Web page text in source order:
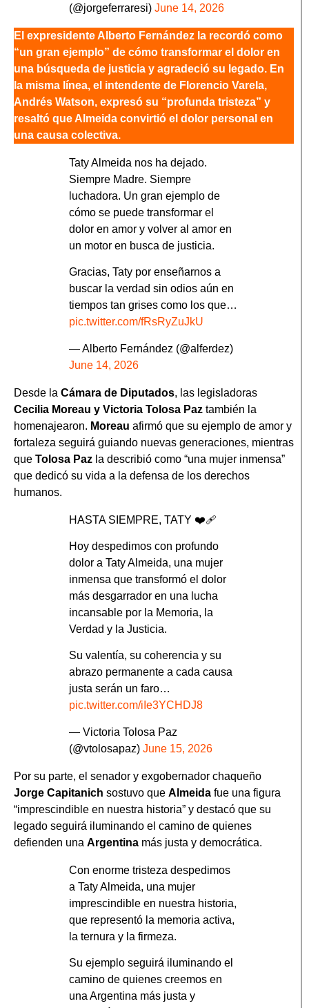
(@jorgeferraresi) June 14, 2026
El expresidente Alberto Fernández la recordó como
“un gran ejemplo” de cómo transformar el dolor en
una búsqueda de justicia y agradeció su legado. En
la misma línea, el intendente de Florencio Varela,
Andrés Watson, expresó su “profunda tristeza” y
resaltó que Almeida convirtió el dolor personal en
una causa colectiva.
Taty Almeida nos ha dejado.
Siempre Madre. Siempre
luchadora. Un gran ejemplo de
cómo se puede transformar el
dolor en amor y volver al amor en
un motor en busca de justicia.
Gracias, Taty por enseñarnos a
buscar la verdad sin odios aún en
tiempos tan grises como los que…
pic.twitter.com/fRsRyZuJkU
— Alberto Fernández (@alferdez)
June 14, 2026
Desde la Cámara de Diputados, las legisladoras
Cecilia Moreau y Victoria Tolosa Paz también la
homenajearon. Moreau afirmó que su ejemplo de amor y
fortaleza seguirá guiando nuevas generaciones, mientras
que Tolosa Paz la describió como “una mujer inmensa”
que dedicó su vida a la defensa de los derechos
humanos.
HASTA SIEMPRE, TATY ❤️‍🩹
Hoy despedimos con profundo
dolor a Taty Almeida, una mujer
inmensa que transformó el dolor
más desgarrador en una lucha
incansable por la Memoria, la
Verdad y la Justicia.
Su valentía, su coherencia y su
abrazo permanente a cada causa
justa serán un faro…
pic.twitter.com/iIe3YCHDJ8
— Victoria Tolosa Paz
(@vtolosapaz) June 15, 2026
Por su parte, el senador y exgobernador chaqueño
Jorge Capitanich sostuvo que Almeida fue una figura
“imprescindible en nuestra historia” y destacó que su
legado seguirá iluminando el camino de quienes
defienden una Argentina más justa y democrática.
Con enorme tristeza despedimos
a Taty Almeida, una mujer
imprescindible en nuestra historia,
que representó la memoria activa,
la ternura y la firmeza.
Su ejemplo seguirá iluminando el
camino de quienes creemos en
una Argentina más justa y